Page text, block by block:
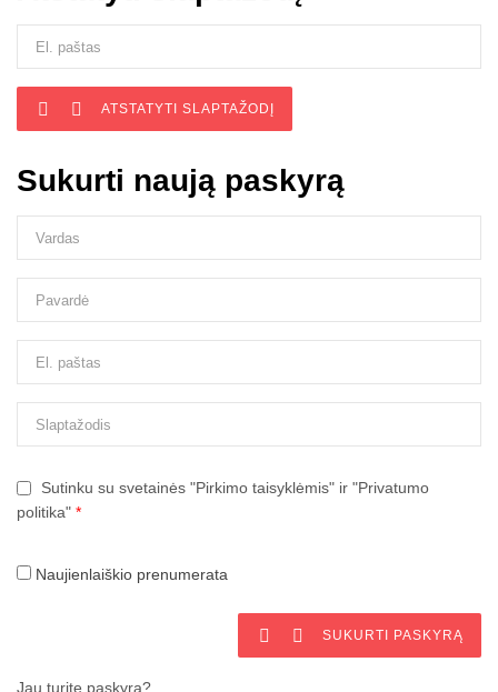
  ATSTATYTI SLAPTAŽODĮ
Sukurti naują paskyrą
Sutinku su svetainės "Pirkimo taisyklėmis" ir "Privatumo
politika" *
Naujienlaiškio prenumerata
  SUKURTI PASKYRĄ
Jau turite paskyrą?